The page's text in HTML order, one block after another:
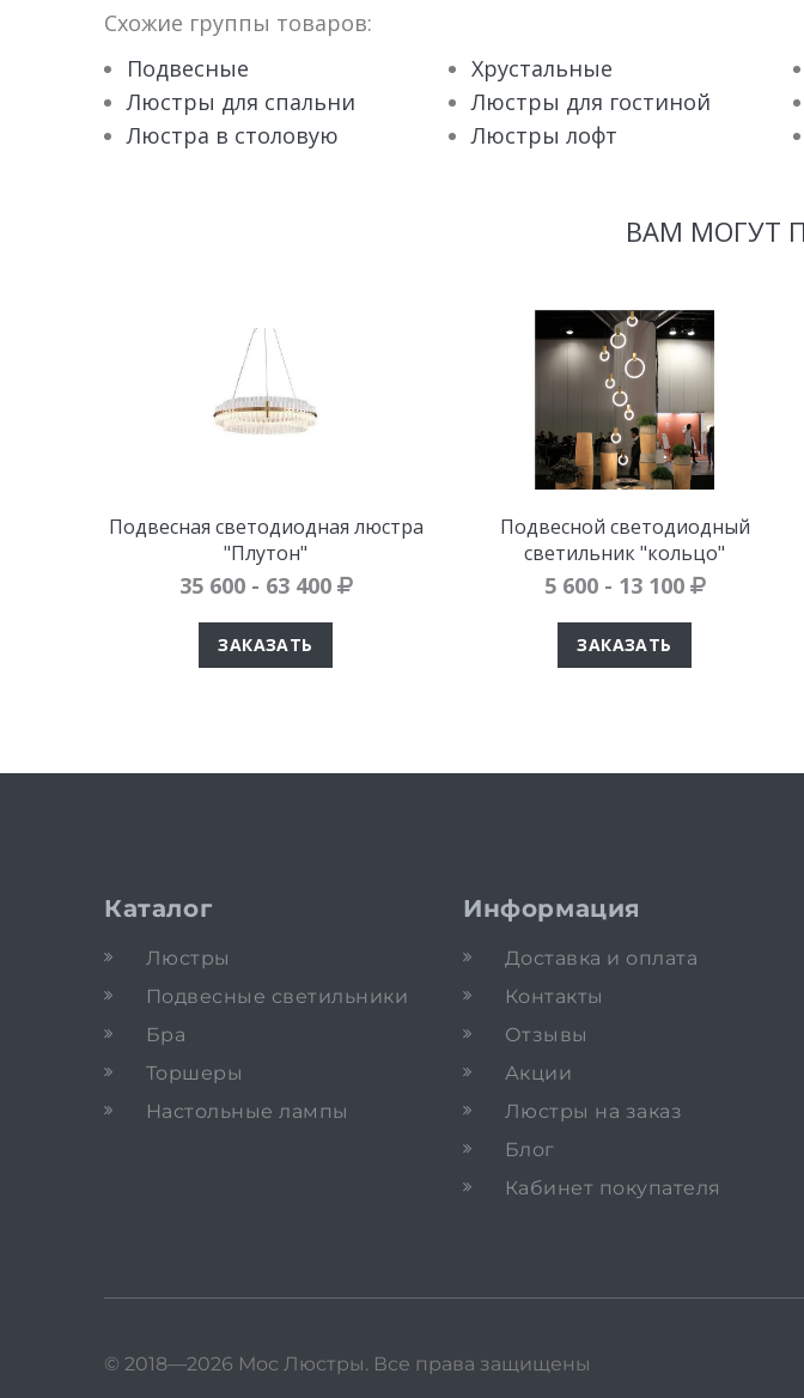
Схожие группы товаров:
Подвесные
Хрустальные
Люстры для спальни
Люстры для гостиной
Люстра в столовую
Люстры лофт
ВАМ МОГУТ
Подвесная светодиодная люстра
"Плутон"
35 600 - 63 400
ЗАКАЗАТЬ
Подвесной светодиодный
светильник "кольцо"
5 600 - 13 100
ЗАКАЗАТЬ
Каталог
Люстры
Подвесные светильники
Бра
Торшеры
Настольные лампы
Информация
Доставка и оплата
Контакты
Отзывы
Акции
Люстры на заказ
Блог
Кабинет покупателя
© 2018—2026 Мос Люстры. Все права защищены